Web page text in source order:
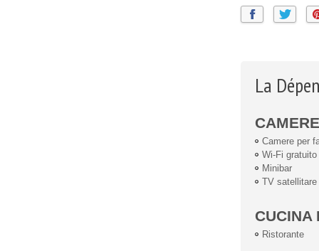
La
CAMERE
Camere per
Wi-Fi gratuito
Minibar
TV satellitare
CUCINA
Ristorante